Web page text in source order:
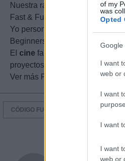
of my
was
Opted
Google
I want
web or
I want
I want
I want
web or
Nuestra ración de blockbusters
Fast & Furious 5.
Yo personalmente me quedo
Beginners, Daydream Nation,
El cine familiar también está
proyectos de los que todavía no
Ver más Pósters de CineVía
CÓDIGO FUENTE GNOMEO Y
Acutalidad.es